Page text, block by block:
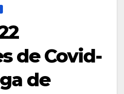
de Covid-
de